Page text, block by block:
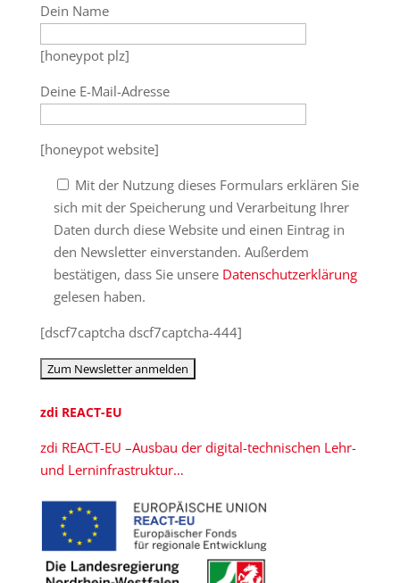
Dein Name
[honeypot plz]
Deine E-Mail-Adresse
[honeypot website]
Mit der Nutzung dieses Formulars erklären Sie
sich mit der Speicherung und Verarbeitung Ihrer
Daten durch diese Website und einen Eintrag in
den Newsletter einverstanden. Außerdem
bestätigen, dass Sie unsere Datenschutzerklärung
gelesen haben.
[dscf7captcha dscf7captcha-444]
zdi REACT-EU
zdi REACT-EU –Ausbau der digital-technischen Lehr-
und Lerninfrastruktur…